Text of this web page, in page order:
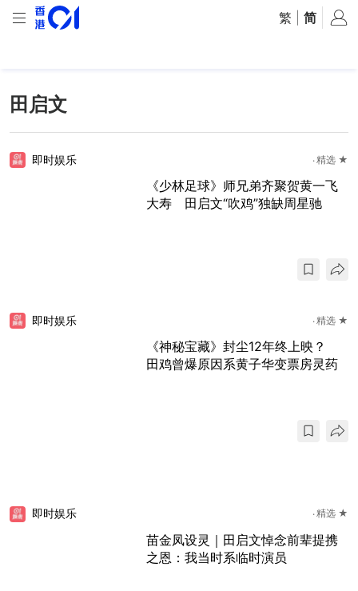
繁 简
田启文
即时娱乐 精选 ★
《少林足球》师兄弟齐聚贺黄一飞
大寿 田启文“吹鸡”独缺周星驰
即时娱乐 精选 ★
《神秘宝藏》封尘12年终上映？
田鸡曾爆原因系黄子华变票房灵药
即时娱乐 精选 ★
苗金凤设灵｜田启文悼念前辈提携
之恩：我当时系临时演员